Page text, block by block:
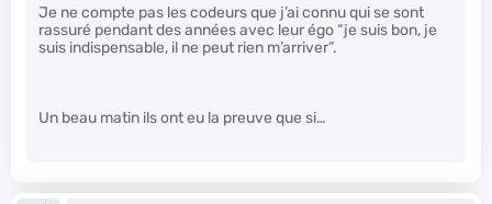
Je ne compte pas les codeurs que j’ai connu qui se sont
rassuré pendant des années avec leur égo “je suis bon, je
suis indispensable, il ne peut rien m’arriver”.
Un beau matin ils ont eu la preuve que si…